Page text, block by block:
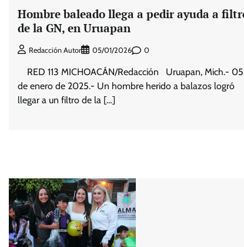
Hombre baleado llega a pedir ayuda a
de la GN, en Uruapan
Redacción Autor 05/01/2026 0
RED 113 MICHOACÁN/Redacción Uruapan, Mich.- 05
de enero de 2025.- Un hombre herido a balazos logró
llegar a un filtro de la […]